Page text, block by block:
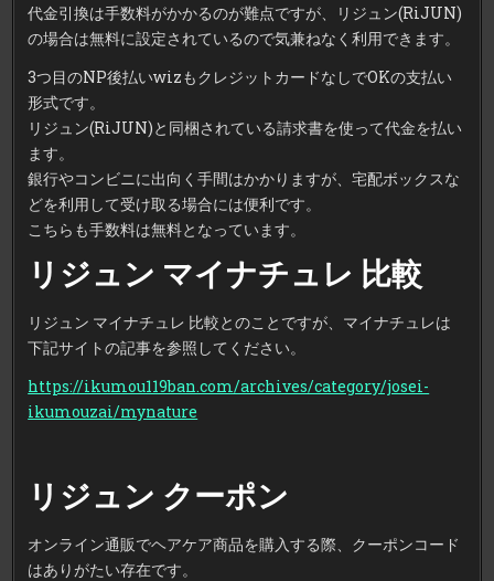
代金引換は手数料がかかるのが難点ですが、リジュン(RiJUN)
の場合は無料に設定されているので気兼ねなく利用できます。
3つ目のNP後払いwizもクレジットカードなしでOKの支払い
形式です。
リジュン(RiJUN)と同梱されている請求書を使って代金を払い
ます。
銀行やコンビニに出向く手間はかかりますが、宅配ボックスな
どを利用して受け取る場合には便利です。
こちらも手数料は無料となっています。
リジュン マイナチュレ 比較
リジュン マイナチュレ 比較とのことですが、マイナチュレは
下記サイトの記事を参照してください。
https://ikumou119ban.com/archives/category/josei-
ikumouzai/mynature
リジュン クーポン
オンライン通販でヘアケア商品を購入する際、クーポンコード
はありがたい存在です。